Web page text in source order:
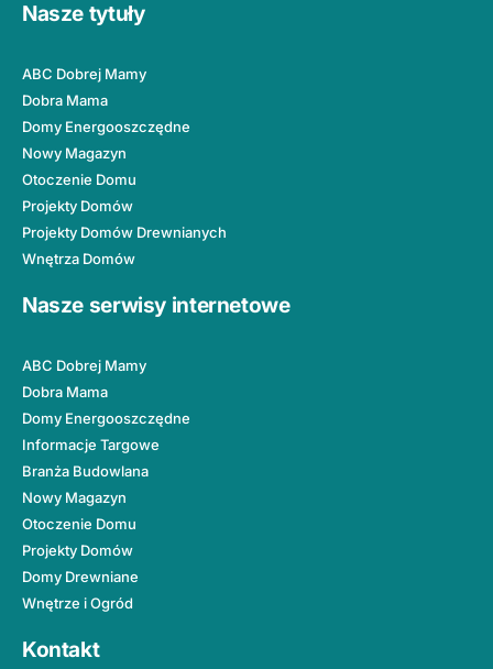
Nasze tytuły
ABC Dobrej Mamy
Dobra Mama
Domy Energooszczędne
Nowy Magazyn
Otoczenie Domu
Projekty Domów
Projekty Domów Drewnianych
Wnętrza Domów
Nasze serwisy internetowe
ABC Dobrej Mamy
Dobra Mama
Domy Energooszczędne
Informacje Targowe
Branża Budowlana
Nowy Magazyn
Otoczenie Domu
Projekty Domów
Domy Drewniane
Wnętrze i Ogród
Kontakt